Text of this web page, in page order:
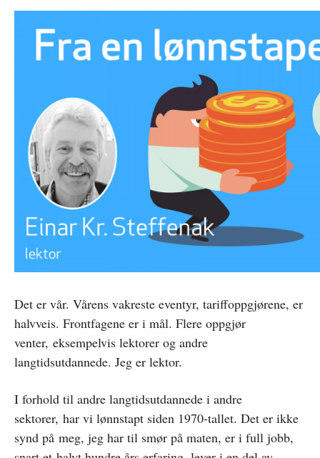
Det er vår. Vårens vakreste eventyr, tariffoppgjørene, er
halvveis. Frontfagene er i mål. Flere oppgjør
venter, eksempelvis lektorer og andre
langtidsutdannede. Jeg er lektor.
I forhold til andre langtidsutdannede i andre
sektorer, har vi lønnstapt siden 1970-tallet. Det er ikke
synd på meg, jeg har til smør på maten, er i full jobb,